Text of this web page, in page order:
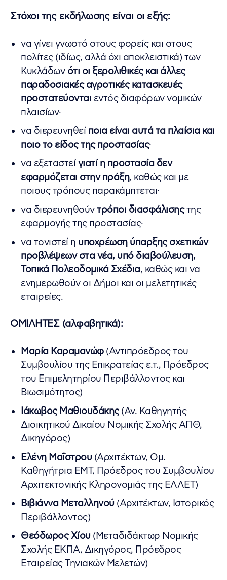
Στόχοι της εκδήλωσης είναι οι εξής:
να γίνει γνωστό στους φορείς και στους
πολίτες (ιδίως, αλλά όχι αποκλειστικά) των
Κυκλάδων ότι οι ξερολιθικές και άλλες
παραδοσιακές αγροτικές κατασκευές
προστατεύονται εντός διαφόρων νομικών
πλαισίων·
να διερευνηθεί ποια είναι αυτά τα πλαίσια και
ποιο το είδος της προστασίας·
να εξεταστείγιατί η προστασία δεν
εφαρμόζεται στην πράξη, καθώς και με
ποιους τρόπους παρακάμπτεται·
να διερευνηθούντρόποι διασφάλισηςτης
εφαρμογής της προστασίας·
να τονιστεί η υποχρέωση ύπαρξης σχετικών
προβλέψεων στα νέα, υπό διαβούλευση,
Τοπικά Πολεοδομικά Σχέδια, καθώς και να
ενημερωθούν οι Δήμοι και οι μελετητικές
εταιρείες.
ΟΜΙΛΗΤΕΣ (αλφαβητικά):
Μαρία Καραμανώφ(Αντιπρόεδρος του
Συμβουλίου της Επικρατείας ε.τ., Πρόεδρος
του Επιμελητηρίου Περιβάλλοντος και
Βιωσιμότητος)
Ιάκωβος Μαθιουδάκης(Αν. Καθηγητής
Διοικητικού Δικαίου Νομικής Σχολής ΑΠΘ,
Δικηγόρος)
Ελένη Μαΐστρου (Αρχιτέκτων, Ομ.
Καθηγήτρια ΕΜΤ, Πρόεδρος του Συμβουλίου
Αρχιτεκτονικής Κληρονομιάς της ΕΛΛΕΤ)
Βιβιάννα Μεταλληνού (Αρχιτέκτων, Ιστορικός
Περιβάλλοντος)
Θεόδωρος Χίου (Μεταδιδάκτωρ Νομικής
Σχολής ΕΚΠΑ, Δικηγόρος, Πρόεδρος
Εταιρείας Τηνιακών Μελετών)